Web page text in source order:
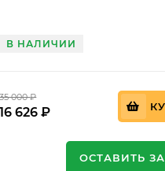
В НАЛИЧИИ
35 000₽
16 626₽
ОСТАВИТЬ